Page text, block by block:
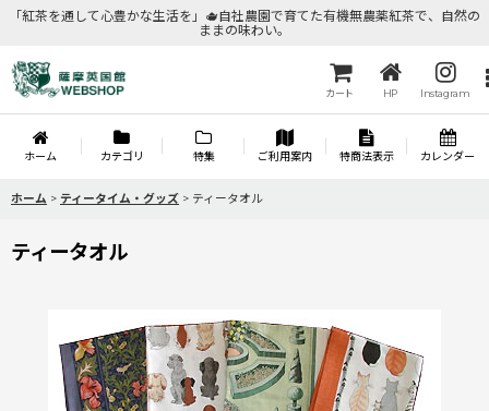
「紅茶を通して心豊かな生活を」🫖自社農園で育てた有機無農薬紅茶で、自然の
ままの味わい。
カート HP Instagram
ホーム カテゴリ 特集 ご利用案内 特商法表示 カレンダー
ホーム > ティータイム・グッズ > ティータオル
ティータオル